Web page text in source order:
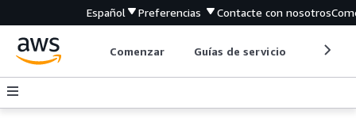
Español Preferencias Contacte con nosotros
Comenzar Guías de servicio